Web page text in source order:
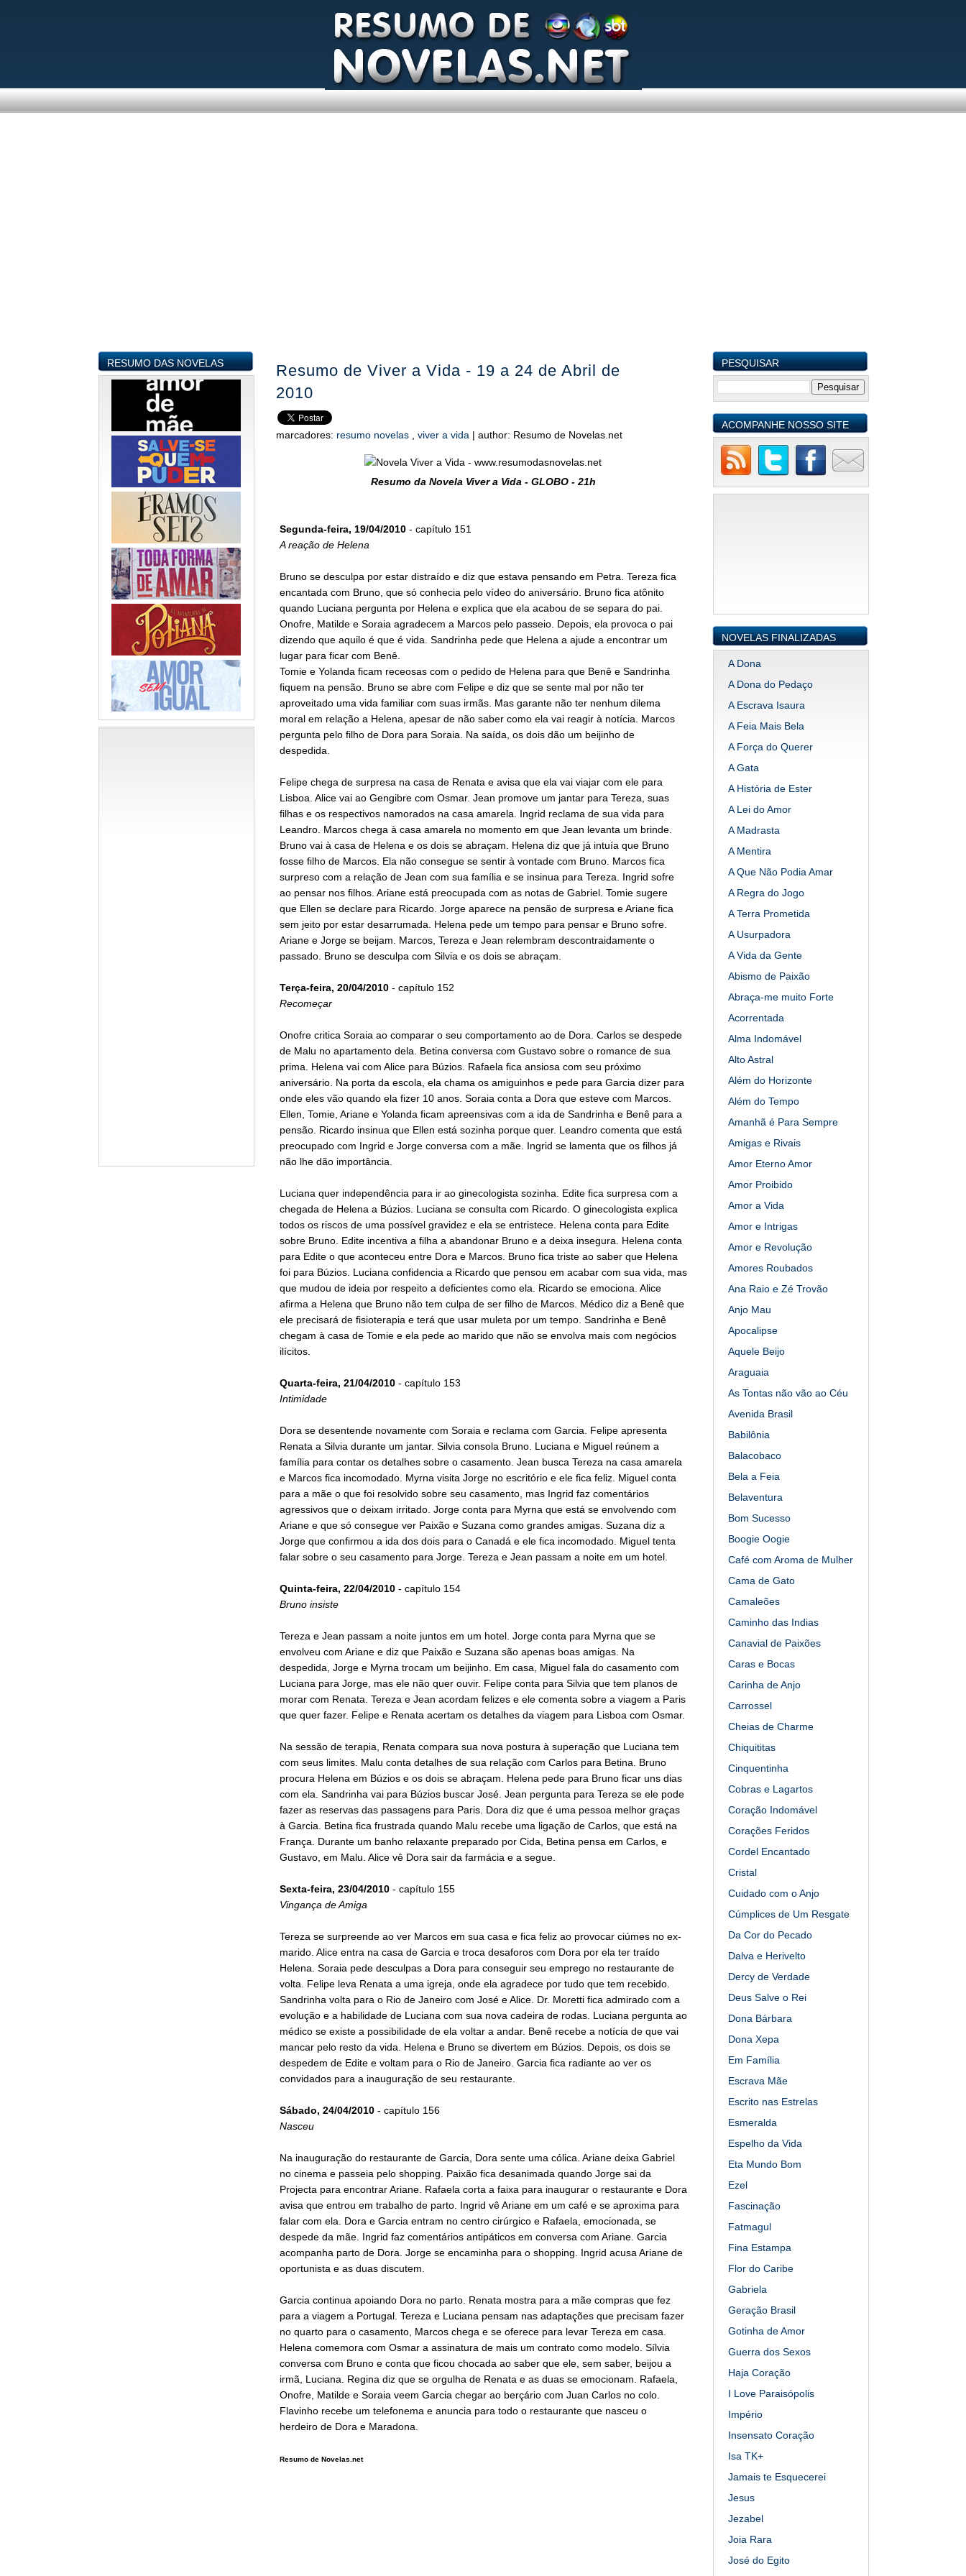
RESUMO DAS NOVELAS
Resumo de Viver a Vida - 19 a 24 de Abril de
2010
marcadores: resumo novelas viver a vida | author: Resumo de Novelas.net
Resumo da Novela Viver a Vida - GLOBO - 21h
Segunda-feira, 19/04/2010- capítulo 151
A reação de Helena
Bruno se desculpa por estar distraído e diz que estava pensando em Petra. Tereza fica
encantada com Bruno, que só conhecia pelo vídeo do aniversário. Bruno fica atônito
quando Luciana pergunta por Helena e explica que ela acabou de se separa do pai.
Onofre, Matilde e Soraia agradecem a Marcos pelo passeio. Depois, ela provoca o pai
dizendo que aquilo é que é vida. Sandrinha pede que Helena a ajude a encontrar um
lugar para ficar com Benê.
Tomie e Yolanda ficam receosas com o pedido de Helena para que Benê e Sandrinha
fiquem na pensão. Bruno se abre com Felipe e diz que se sente mal por não ter
aproveitado uma vida familiar com suas irmãs. Mas garante não ter nenhum dilema
moral em relação a Helena, apesar de não saber como ela vai reagir à notícia. Marcos
pergunta pelo filho de Dora para Soraia. Na saída, os dois dão um beijinho de
despedida.
Felipe chega de surpresa na casa de Renata e avisa que ela vai viajar com ele para
Lisboa. Alice vai ao Gengibre com Osmar. Jean promove um jantar para Tereza, suas
filhas e os respectivos namorados na casa amarela. Ingrid reclama de sua vida para
Leandro. Marcos chega à casa amarela no momento em que Jean levanta um brinde.
Bruno vai à casa de Helena e os dois se abraçam. Helena diz que já intuía que Bruno
fosse filho de Marcos. Ela não consegue se sentir à vontade com Bruno. Marcos fica
surpreso com a relação de Jean com sua família e se insinua para Tereza. Ingrid sofre
ao pensar nos filhos. Ariane está preocupada com as notas de Gabriel. Tomie sugere
que Ellen se declare para Ricardo. Jorge aparece na pensão de surpresa e Ariane fica
sem jeito por estar desarrumada. Helena pede um tempo para pensar e Bruno sofre.
Ariane e Jorge se beijam. Marcos, Tereza e Jean relembram descontraidamente o
passado. Bruno se desculpa com Silvia e os dois se abraçam.
Terça-feira, 20/04/2010- capítulo 152
Recomeçar
Onofre critica Soraia ao comparar o seu comportamento ao de Dora. Carlos se despede
de Malu no apartamento dela. Betina conversa com Gustavo sobre o romance de sua
prima. Helena vai com Alice para Búzios. Rafaela fica ansiosa com seu próximo
aniversário. Na porta da escola, ela chama os amiguinhos e pede para Garcia dizer para
onde eles vão quando ela fizer 10 anos. Soraia conta a Dora que esteve com Marcos.
Ellen, Tomie, Ariane e Yolanda ficam apreensivas com a ida de Sandrinha e Benê para a
pensão. Ricardo insinua que Ellen está sozinha porque quer. Leandro comenta que está
preocupado com Ingrid e Jorge conversa com a mãe. Ingrid se lamenta que os filhos já
não lhe dão importância.
Luciana quer independência para ir ao ginecologista sozinha. Edite fica surpresa com a
chegada de Helena a Búzios. Luciana se consulta com Ricardo. O ginecologista explica
todos os riscos de uma possível gravidez e ela se entristece. Helena conta para Edite
sobre Bruno. Edite incentiva a filha a abandonar Bruno e a deixa insegura. Helena conta
para Edite o que aconteceu entre Dora e Marcos. Bruno fica triste ao saber que Helena
foi para Búzios. Luciana confidencia a Ricardo que pensou em acabar com sua vida, mas
que mudou de ideia por respeito a deficientes como ela. Ricardo se emociona. Alice
afirma a Helena que Bruno não tem culpa de ser filho de Marcos. Médico diz a Benê que
ele precisará de fisioterapia e terá que usar muleta por um tempo. Sandrinha e Benê
chegam à casa de Tomie e ela pede ao marido que não se envolva mais com negócios
ilícitos.
Quarta-feira, 21/04/2010- capítulo 153
Intimidade
Dora se desentende novamente com Soraia e reclama com Garcia. Felipe apresenta
Renata a Silvia durante um jantar. Silvia consola Bruno. Luciana e Miguel reúnem a
família para contar os detalhes sobre o casamento. Jean busca Tereza na casa amarela
e Marcos fica incomodado. Myrna visita Jorge no escritório e ele fica feliz. Miguel conta
para a mãe o que foi resolvido sobre seu casamento, mas Ingrid faz comentários
agressivos que o deixam irritado. Jorge conta para Myrna que está se envolvendo com
Ariane e que só consegue ver Paixão e Suzana como grandes amigas. Suzana diz a
Jorge que confirmou a ida dos dois para o Canadá e ele fica incomodado. Miguel tenta
falar sobre o seu casamento para Jorge. Tereza e Jean passam a noite em um hotel.
Quinta-feira, 22/04/2010- capítulo 154
Bruno insiste
Tereza e Jean passam a noite juntos em um hotel. Jorge conta para Myrna que se
envolveu com Ariane e diz que Paixão e Suzana são apenas boas amigas. Na
despedida, Jorge e Myrna trocam um beijinho. Em casa, Miguel fala do casamento com
Luciana para Jorge, mas ele não quer ouvir. Felipe conta para Silvia que tem planos de
morar com Renata. Tereza e Jean acordam felizes e ele comenta sobre a viagem a Paris
que quer fazer. Felipe e Renata acertam os detalhes da viagem para Lisboa com Osmar.
Na sessão de terapia, Renata compara sua nova postura à superação que Luciana tem
com seus limites. Malu conta detalhes de sua relação com Carlos para Betina. Bruno
procura Helena em Búzios e os dois se abraçam. Helena pede para Bruno ficar uns dias
com ela. Sandrinha vai para Búzios buscar José. Jean pergunta para Tereza se ele pode
fazer as reservas das passagens para Paris. Dora diz que é uma pessoa melhor graças
à Garcia. Betina fica frustrada quando Malu recebe uma ligação de Carlos, que está na
França. Durante um banho relaxante preparado por Cida, Betina pensa em Carlos, e
Gustavo, em Malu. Alice vê Dora sair da farmácia e a segue.
Sexta-feira, 23/04/2010- capítulo 155
Vingança de Amiga
Tereza se surpreende ao ver Marcos em sua casa e fica feliz ao provocar ciúmes no ex-
marido. Alice entra na casa de Garcia e troca desaforos com Dora por ela ter traído
Helena. Soraia pede desculpas a Dora para conseguir seu emprego no restaurante de
volta. Felipe leva Renata a uma igreja, onde ela agradece por tudo que tem recebido.
Sandrinha volta para o Rio de Janeiro com José e Alice. Dr. Moretti fica admirado com a
evolução e a habilidade de Luciana com sua nova cadeira de rodas. Luciana pergunta ao
médico se existe a possibilidade de ela voltar a andar. Benê recebe a notícia de que vai
mancar pelo resto da vida. Helena e Bruno se divertem em Búzios. Depois, os dois se
despedem de Edite e voltam para o Rio de Janeiro. Garcia fica radiante ao ver os
convidados para a inauguração de seu restaurante.
Sábado, 24/04/2010- capítulo 156
Nasceu
Na inauguração do restaurante de Garcia, Dora sente uma cólica. Ariane deixa Gabriel
no cinema e passeia pelo shopping. Paixão fica desanimada quando Jorge sai da
Projecta para encontrar Ariane. Rafaela corta a faixa para inaugurar o restaurante e Dora
avisa que entrou em trabalho de parto. Ingrid vê Ariane em um café e se aproxima para
falar com ela. Dora e Garcia entram no centro cirúrgico e Rafaela, emocionada, se
despede da mãe. Ingrid faz comentários antipáticos em conversa com Ariane. Garcia
acompanha parto de Dora. Jorge se encaminha para o shopping. Ingrid acusa Ariane de
oportunista e as duas discutem.
Garcia continua apoiando Dora no parto. Renata mostra para a mãe compras que fez
para a viagem a Portugal. Tereza e Luciana pensam nas adaptações que precisam fazer
no quarto para o casamento, Marcos chega e se oferece para levar Tereza em casa.
Helena comemora com Osmar a assinatura de mais um contrato como modelo. Sílvia
conversa com Bruno e conta que ficou chocada ao saber que ele, sem saber, beijou a
irmã, Luciana. Regina diz que se orgulha de Renata e as duas se emocionam. Rafaela,
Onofre, Matilde e Soraia veem Garcia chegar ao berçário com Juan Carlos no colo.
Flavinho recebe um telefonema e anuncia para todo o restaurante que nasceu o
herdeiro de Dora e Maradona.
Resumo de Novelas.net
PESQUISAR
ACOMPANHE NOSSO SITE
NOVELAS FINALIZADAS
A Dona
A Dona do Pedaço
A Escrava Isaura
A Feia Mais Bela
A Força do Querer
A Gata
A História de Ester
A Lei do Amor
A Madrasta
A Mentira
A Que Não Podia Amar
A Regra do Jogo
A Terra Prometida
A Usurpadora
A Vida da Gente
Abismo de Paixão
Abraça-me muito Forte
Acorrentada
Alma Indomável
Alto Astral
Além do Horizonte
Além do Tempo
Amanhã é Para Sempre
Amigas e Rivais
Amor Eterno Amor
Amor Proibido
Amor a Vida
Amor e Intrigas
Amor e Revolução
Amores Roubados
Ana Raio e Zé Trovão
Anjo Mau
Apocalipse
Aquele Beijo
Araguaia
As Tontas não vão ao Céu
Avenida Brasil
Babilônia
Balacobaco
Bela a Feia
Belaventura
Bom Sucesso
Boogie Oogie
Café com Aroma de Mulher
Cama de Gato
Camaleões
Caminho das Indias
Canavial de Paixões
Caras e Bocas
Carinha de Anjo
Carrossel
Cheias de Charme
Chiquititas
Cinquentinha
Cobras e Lagartos
Coração Indomável
Corações Feridos
Cordel Encantado
Cristal
Cuidado com o Anjo
Cúmplices de Um Resgate
Da Cor do Pecado
Dalva e Herivelto
Dercy de Verdade
Deus Salve o Rei
Dona Bárbara
Dona Xepa
Em Família
Escrava Mãe
Escrito nas Estrelas
Esmeralda
Espelho da Vida
Eta Mundo Bom
Ezel
Fascinação
Fatmagul
Fina Estampa
Flor do Caribe
Gabriela
Geração Brasil
Gotinha de Amor
Guerra dos Sexos
Haja Coração
I Love Paraisópolis
Império
Insensato Coração
Isa TK+
Jamais te Esquecerei
Jesus
Jezabel
Joia Rara
José do Egito